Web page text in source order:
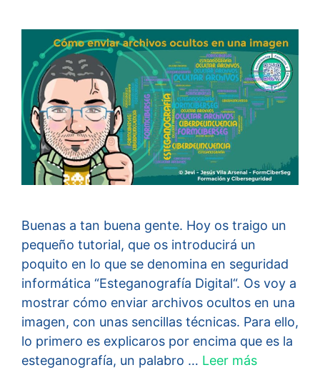
Buenas a tan buena gente. Hoy os traigo un
pequeño tutorial, que os introducirá un
poquito en lo que se denomina en seguridad
informática “Esteganografía Digital“. Os voy a
mostrar cómo enviar archivos ocultos en una
imagen, con unas sencillas técnicas. Para ello,
lo primero es explicaros por encima que es la
esteganografía, un palabro … Leer más